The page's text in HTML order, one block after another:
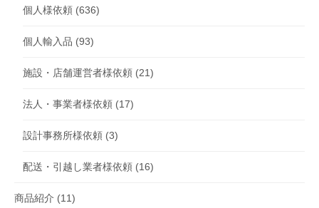
個人様依頼 (636)
個人輸入品 (93)
施設・店舗運営者様依頼 (21)
法人・事業者様依頼 (17)
設計事務所様依頼 (3)
配送・引越し業者様依頼 (16)
商品紹介 (11)